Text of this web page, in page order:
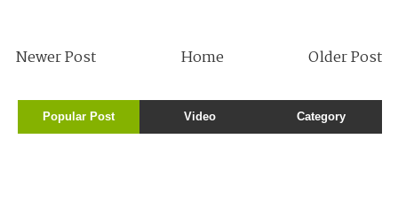
Newer Post Older Post
Home
Popular Post Video Category